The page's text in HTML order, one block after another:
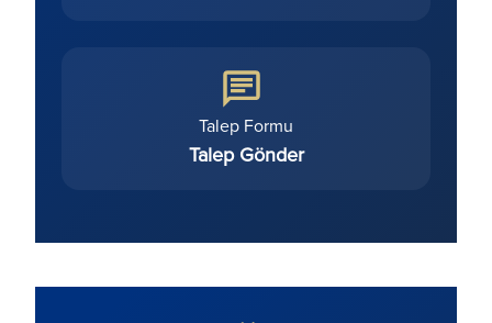
Talep Formu
Talep Gönder